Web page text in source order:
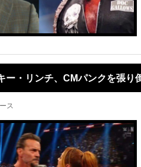
ー・リンチ、CMパンクを張
ス